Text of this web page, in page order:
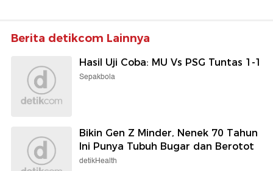
Berita detikcom Lainnya
Hasil Uji Coba: MU Vs PSG Tuntas 1-1
Sepakbola
Bikin Gen Z Minder, Nenek 70 Tahun
Ini Punya Tubuh Bugar dan Berotot
detikHealth